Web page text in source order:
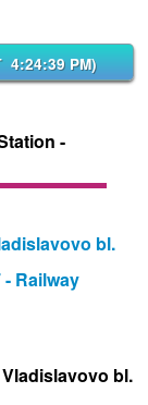
PM)
-
bl.
Railway
bl.